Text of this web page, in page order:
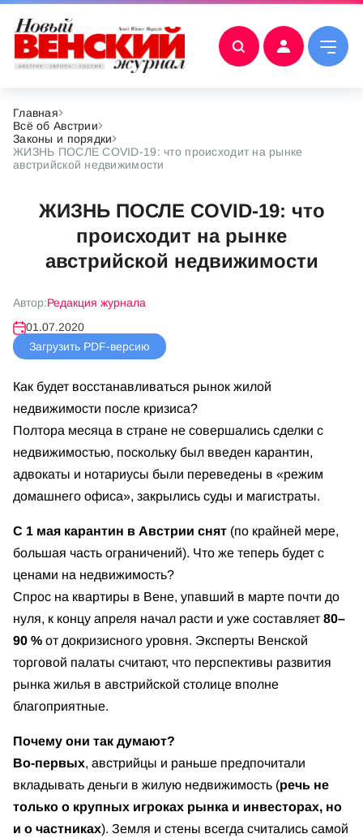
Главная
Всё об Австрии
Законы и порядки
ЖИЗНЬ ПОСЛЕ COVID-19: что происходит на рынке
австрийской недвижимости
ЖИЗНЬ ПОСЛЕ COVID-19: что
происходит на рынке
австрийской недвижимости
Автор:Редакция журнала
01.07.2020
Загрузить PDF-версию
Как будет восстанавливаться рынок жилой
недвижимости после кризиса?
Полтора месяца в стране не совершались сделки с
недвижимостью, поскольку был введен карантин,
адвокаты и нотариусы были переведены в «режим
домашнего офиса», закрылись суды и магистраты.
С 1 мая карантин в Австрии снят (по крайней мере,
большая часть ограничений). Что же теперь будет с
ценами на недвижимость?
Спрос на квартиры в Вене, упавший в марте почти до
нуля, к концу апреля начал расти и уже составляет 80–
90 % от докризисного уровня. Эксперты Венской
торговой палаты считают, что перспективы развития
рынка жилья в австрийской столице вполне
благоприятные.
Почему они так думают?
Во-первых, австрийцы и раньше предпочитали
вкладывать деньги в жилую недвижимость (речь не
только о крупных игроках рынка и инвесторах, но
и о частниках). Земля и стены всегда считались самой